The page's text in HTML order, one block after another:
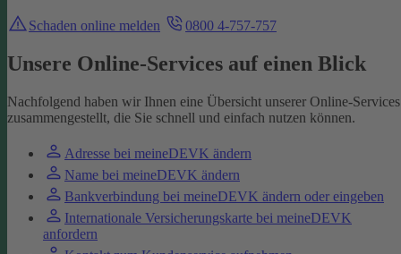
Schaden online melden 0800 4-757-757
Unsere Online-Services auf einen Blick
Nachfolgend haben wir Ihnen eine Übersicht unserer Online-Services
zusammengestellt, die Sie schnell und einfach nutzen können.
Adresse bei meineDEVK ändern
Name bei meineDEVK ändern
Bankverbindung bei meineDEVK ändern oder eingeben
Internationale Versicherungskarte bei meineDEVK
anfordern